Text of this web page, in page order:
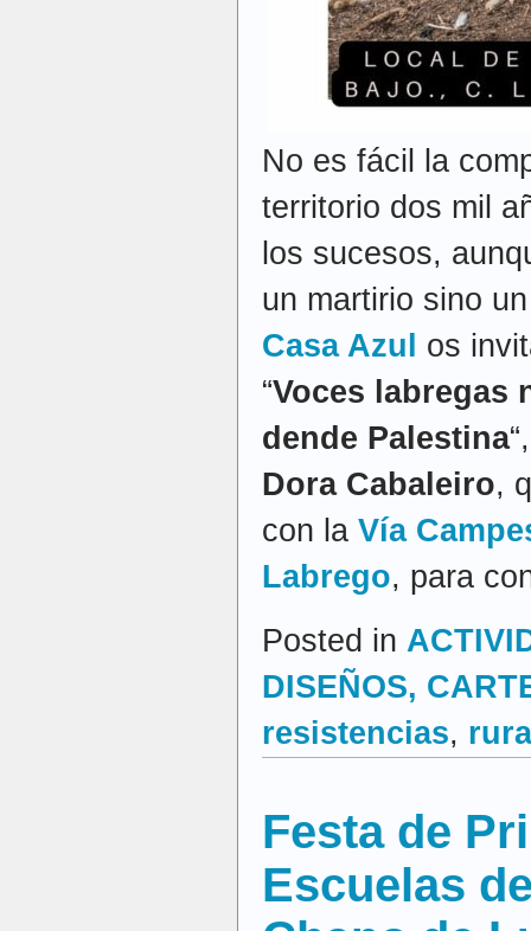
No es fácil la
territorio dos mil
los sucesos,
un martirio sino
Casa Azul
os
“Voces labregas
dende Palestina
Dora Cabaleiro,
con la Vía
Labrego, para
Posted in
DISEÑOS,
resistencias,
Festa de
Escuelas